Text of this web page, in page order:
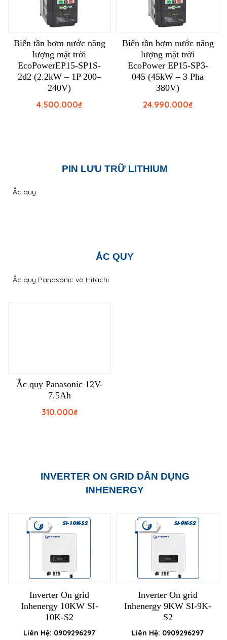
Biến tần bơm nước năng
lượng mặt trời
EcoPowerEP15-SP1S-
2d2 (2.2kW – 1P 200–
240V)
₫
4.500.000
Biến tần bơm nước năng
lượng mặt trời
EcoPower EP15-SP3-
045 (45kW – 3 Pha
380V)
₫
24.990.000
PIN LƯU TRỮ LITHIUM
Ắc quy
ẮC QUY
Ắc quy Panasonic và Hitachi
Ắc quy Panasonic 12V-
7.5Ah
₫
310.000
INVERTER ON GRID DÂN DỤNG
INHENERGY
Inverter On grid
Inhenergy 10KW SI-
10K-S2
Liên Hệ: 0909296297
Inverter On grid
Inhenergy 9KW SI-9K-
S2
Liên Hệ: 0909296297